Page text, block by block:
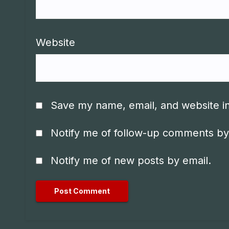
Website
Save my name, email, and website
Notify me of follow-up comments
Notify me of new posts by email.